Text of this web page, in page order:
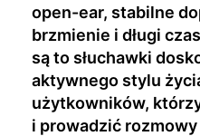
open-ear, stabilne
brzmienie i długi
są to słuchawki
aktywnego stylu
użytkowników,
i prowadzić